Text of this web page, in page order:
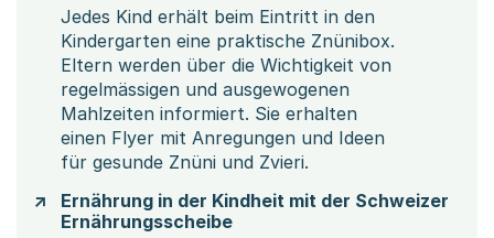
Jedes Kind erhält beim Eintritt in den
Kindergarten eine praktische Znünibox.
Eltern werden über die Wichtigkeit von
regelmässigen und ausgewogenen
Mahlzeiten informiert. Sie erhalten
einen Flyer mit Anregungen und Ideen
für gesunde Znüni und Zvieri.
Ernährung in der Kindheit mit der Schweizer
Ernährungsscheibe